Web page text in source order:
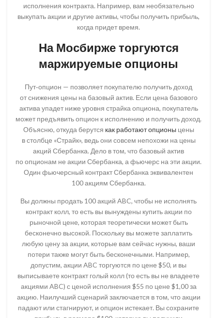
исполнения контракта. Например, вам необязательно
выкупать акции и другие активы, чтобы получить прибыль,
когда придет время.
На Мосбирже торгуются
маржируемые опционы
Пут‑опцион — позволяет покупателю получить доход
от снижения цены на базовый актив. Если цена базового
актива упадет ниже уровня страйка опциона, покупатель
может предъявить опцион к исполнению и получить доход.
Объясню, откуда берутся как работают опционы цены
в столбце «Страйк», ведь они совсем непохожи на цены
акций Сбербанка. Дело в том, что базовый актив
по опционам не акции Сбербанка, а фьючерс на эти акции.
Один фьючерсный контракт Сбербанка эквивалентен
100 акциям Сбербанка.
Вы должны продать 100 акций ABC, чтобы не исполнять
контракт колл, то есть вы вынуждены купить акции по
рыночной цене, которая теоретически может быть
бесконечно высокой. Поскольку вы можете заплатить
любую цену за акции, которые вам сейчас нужны, ваши
потери также могут быть бесконечными. Например,
допустим, акции ABC торгуются по цене $50, и вы
выписываете контракт голый колл (то есть вы не владеете
акциями ABC) с ценой исполнения $55 по цене $1,00 за
акцию. Наилучший сценарий заключается в том, что акции
падают или стагнируют, и опцион истекает. Вы сохраните